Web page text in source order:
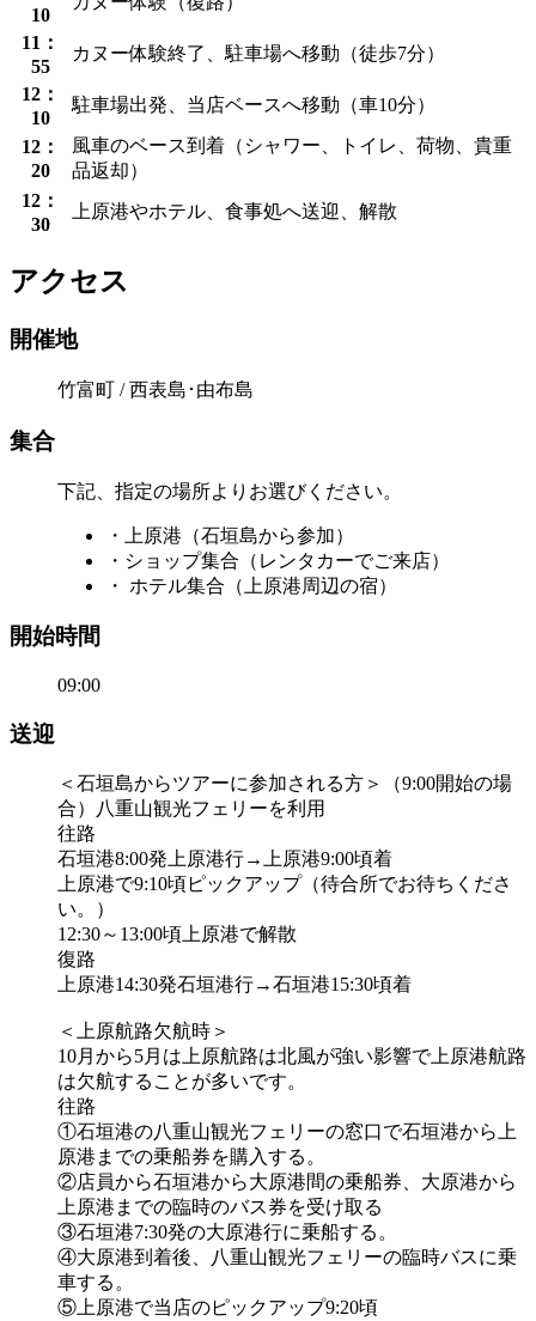
10
11：
55
カヌー体験終了、駐車場へ移動（徒歩7分）
12：
10
駐車場出発、当店ベースへ移動（車10分）
12：
20
風車のベース到着（シャワー、トイレ、荷物、貴重
品返却）
12：
30
上原港やホテル、食事処へ送迎、解散
アクセス
開催地
竹富町 / 西表島･由布島
集合
下記、指定の場所よりお選びください。
・上原港（石垣島から参加）
・ショップ集合（レンタカーでご来店）
・ ホテル集合（上原港周辺の宿）
開始時間
09:00
送迎
＜石垣島からツアーに参加される方＞（9:00開始の場
合）八重山観光フェリーを利用
往路
石垣港8:00発上原港行→上原港9:00頃着
上原港で9:10頃ピックアップ（待合所でお待ちくださ
い。）
12:30～13:00頃上原港で解散
復路
上原港14:30発石垣港行→石垣港15:30頃着
＜上原航路欠航時＞
10月から5月は上原航路は北風が強い影響で上原港航路
は欠航することが多いです。
往路
①石垣港の八重山観光フェリーの窓口で石垣港から上
原港までの乗船券を購入する。
②店員から石垣港から大原港間の乗船券、大原港から
上原港までの臨時のバス券を受け取る
③石垣港7:30発の大原港行に乗船する。
④大原港到着後、八重山観光フェリーの臨時バスに乗
車する。
⑤上原港で当店のピックアップ9:20頃